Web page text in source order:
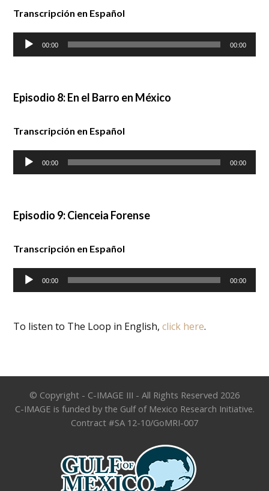
Transcripción en Español
Audio
Player
00:00 00:00
Episodio 8: En el Barro en México
Transcripción en Español
Audio
Player
00:00 00:00
Episodio 9: Cienceia Forense
Transcripción en Español
Audio
Player
00:00 00:00
To listen to The Loop in English,click here.
© Copyright - C-IMAGE III - All Rights Reserved 2026
C-IMAGE is funded by the Gulf of Mexico Research Initiative.
Contract #SA 12-10/GoMRI-007